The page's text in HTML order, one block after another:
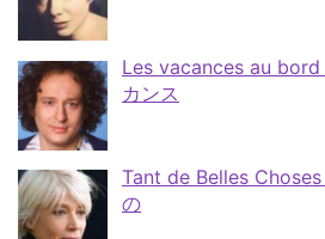
Les vacances au
カンス
Tant de Belles
の